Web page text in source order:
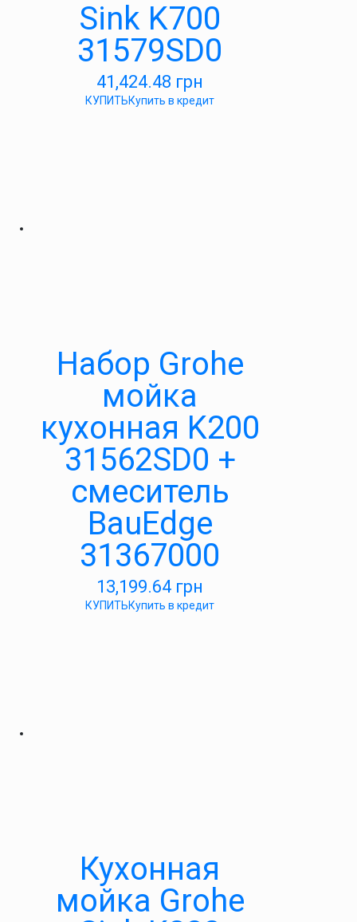
Sink K700
31579SD0
41,424.48 грн
КУПИТЬКупить в кредит
Набор Grohe
мойка
кухонная K200
31562SD0 +
смеситель
BauEdge
31367000
13,199.64 грн
КУПИТЬКупить в кредит
Кухонная
мойка Grohe